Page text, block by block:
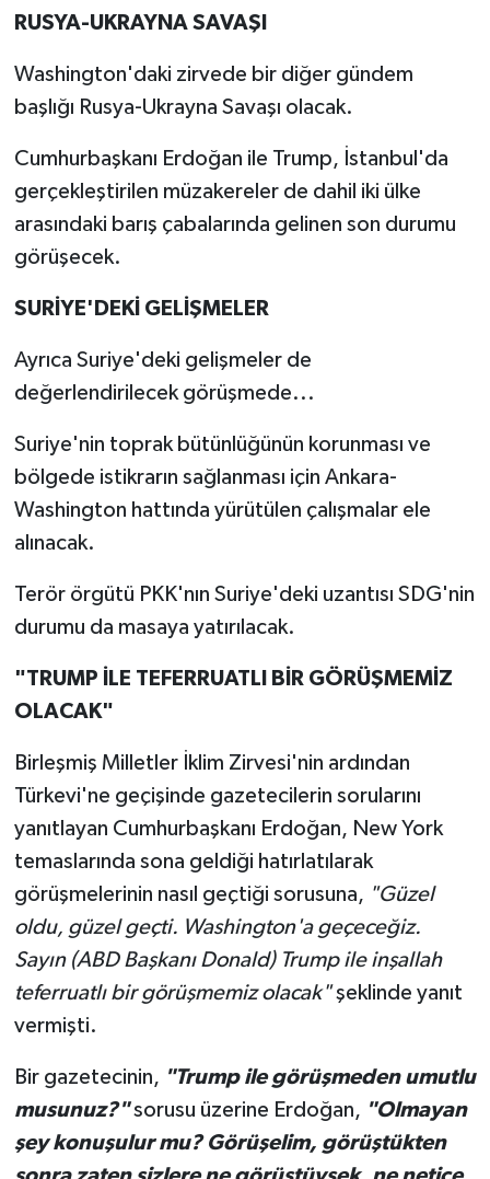
RUSYA-UKRAYNA SAVAŞI
Washington'daki zirvede bir diğer gündem
başlığı Rusya-Ukrayna Savaşı olacak.
Cumhurbaşkanı Erdoğan ile Trump, İstanbul'da
gerçekleştirilen müzakereler de dahil iki ülke
arasındaki barış çabalarında gelinen son durumu
görüşecek.
SURİYE'DEKİ GELİŞMELER
Ayrıca Suriye'deki gelişmeler de
değerlendirilecek görüşmede...
Suriye'nin toprak bütünlüğünün korunması ve
bölgede istikrarın sağlanması için Ankara-
Washington hattında yürütülen çalışmalar ele
alınacak.
Terör örgütü PKK'nın Suriye'deki uzantısı SDG'nin
durumu da masaya yatırılacak.
"TRUMP İLE TEFERRUATLI BİR GÖRÜŞMEMİZ
OLACAK"
Birleşmiş Milletler İklim Zirvesi'nin ardından
Türkevi'ne geçişinde gazetecilerin sorularını
yanıtlayan Cumhurbaşkanı Erdoğan, New York
temaslarında sona geldiği hatırlatılarak
görüşmelerinin nasıl geçtiği sorusuna, "Güzel
oldu, güzel geçti. Washington'a geçeceğiz.
Sayın (ABD Başkanı Donald) Trump ile inşallah
teferruatlı bir görüşmemiz olacak"şeklinde yanıt
vermişti.
Bir gazetecinin, "Trump ile görüşmeden umutlu
musunuz?"sorusu üzerine Erdoğan, "Olmayan
şey konuşulur mu? Görüşelim, görüştükten